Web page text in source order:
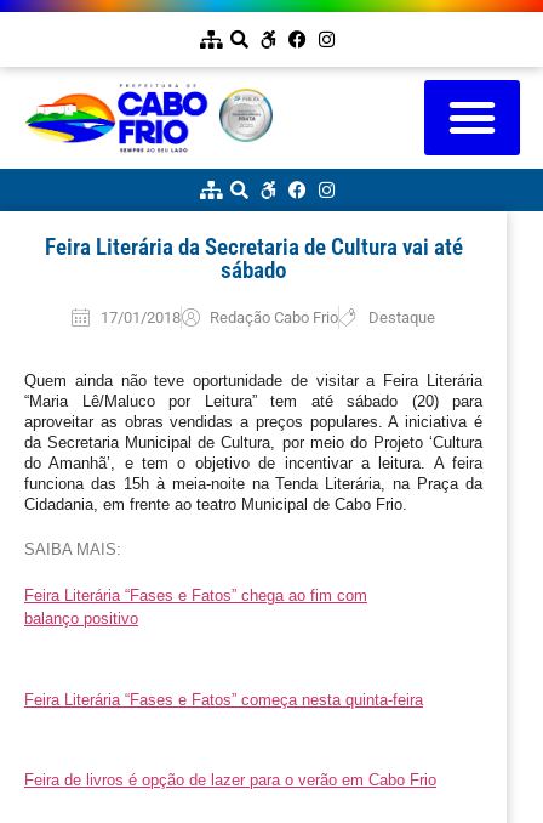
Feira Literária da Secretaria de Cultura vai até
sábado
17/01/2018 Redação Cabo Frio Destaque
Quem ainda não teve oportunidade de visitar a Feira Literária
“Maria Lê/Maluco por Leitura” tem até sábado (20) para
aproveitar as obras vendidas a preços populares. A iniciativa é
da Secretaria Municipal de Cultura, por meio do Projeto ‘Cultura
do Amanhã’, e tem o objetivo de incentivar a leitura. A feira
funciona das 15h à meia-noite na Tenda Literária, na Praça da
Cidadania, em frente ao teatro Municipal de Cabo Frio.
SAIBA MAIS:
Feira Literária “Fases e Fatos” chega ao fim com
balanço positivo
Feira Literária “Fases e Fatos” começa nesta quinta-feira
Feira de livros é opção de lazer para o verão em Cabo Frio